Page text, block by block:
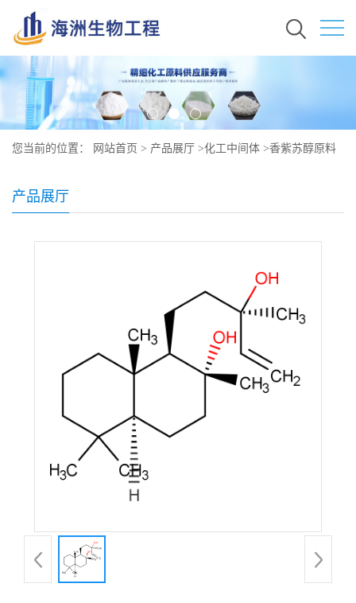
您当前的位置： 网站首页 > 产品展厅 >化工中间体 >香紫苏醇原料
产品展厅